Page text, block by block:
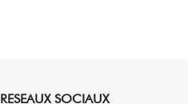
RESEAUX SOCIAUX